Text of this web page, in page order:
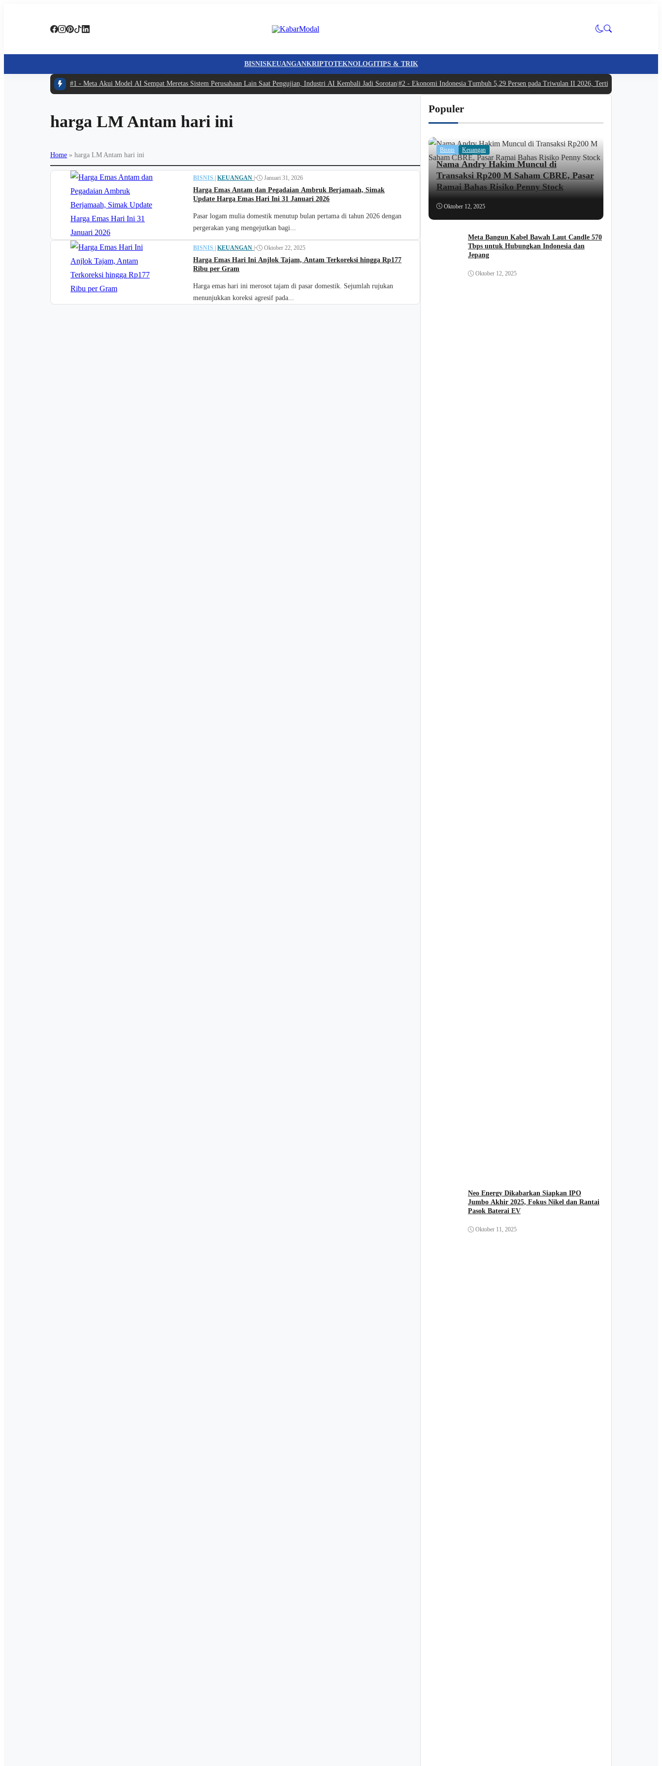
BISNISKEUANGANKRIPTOTEKNOLOGITIPS & TRIK
#1 - Meta Akui Model AI Sempat Meretas Sistem Perusahaan Lain Saat Pengujian, Industri AI Kembali Jadi Sorotan| #2 - Ekonomi Indonesia Tumbuh 5,29 Persen pada Triwulan II 2026, Tertinggi dalam Lima
harga LM Antam hari ini
Home » harga LM Antam hari ini
BISNIS KEUANGAN • Januari 31, 2026
Harga Emas Antam dan Pegadaian Ambruk Berjamaah, Simak
Update Harga Emas Hari Ini 31 Januari 2026
Pasar logam mulia domestik menutup bulan pertama di tahun 2026 dengan
pergerakan yang mengejutkan bagi...
BISNIS KEUANGAN • Oktober 22, 2025
Harga Emas Hari Ini Anjlok Tajam, Antam Terkoreksi hingga Rp177
Ribu per Gram
Harga emas hari ini merosot tajam di pasar domestik. Sejumlah rujukan
menunjukkan koreksi agresif pada...
Populer
Bisnis Keuangan
Nama Andry Hakim Muncul di
Transaksi Rp200 M Saham CBRE, Pasar
Ramai Bahas Risiko Penny Stock
Oktober 12, 2025
Meta Bangun Kabel Bawah Laut Candle 570
Tbps untuk Hubungkan Indonesia dan
Jepang
Oktober 12, 2025
Neo Energy Dikabarkan Siapkan IPO
Jumbo Akhir 2025, Fokus Nikel dan Rantai
Pasok Baterai EV
Oktober 11, 2025